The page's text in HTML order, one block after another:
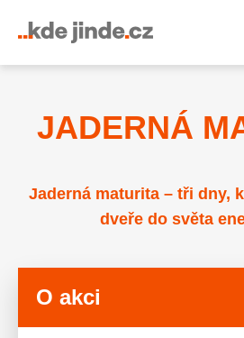
JADERNÁ
Jaderná maturita – tři dny,
dveře do světa
O akci